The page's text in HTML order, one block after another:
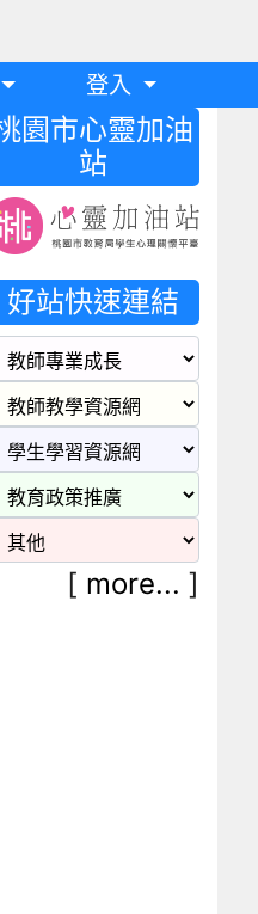
登入
園市心靈加油
站
好站快速連結
[ more... ]